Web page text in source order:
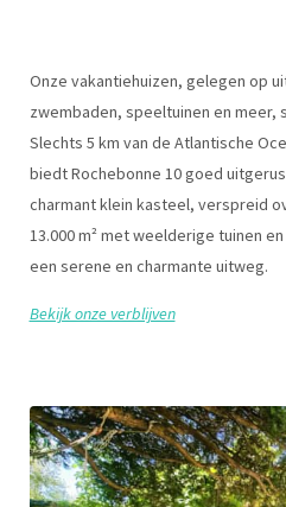
Onze vakantiehuizen, gelegen op
zwembaden, speeltuinen en meer,
Slechts 5 km van de Atlantische
biedt Rochebonne 10 goed
charmant klein kasteel, verspreid
13.000 m² met weelderige tuinen
een serene en charmante uitweg.
Bekijk onze verblijven